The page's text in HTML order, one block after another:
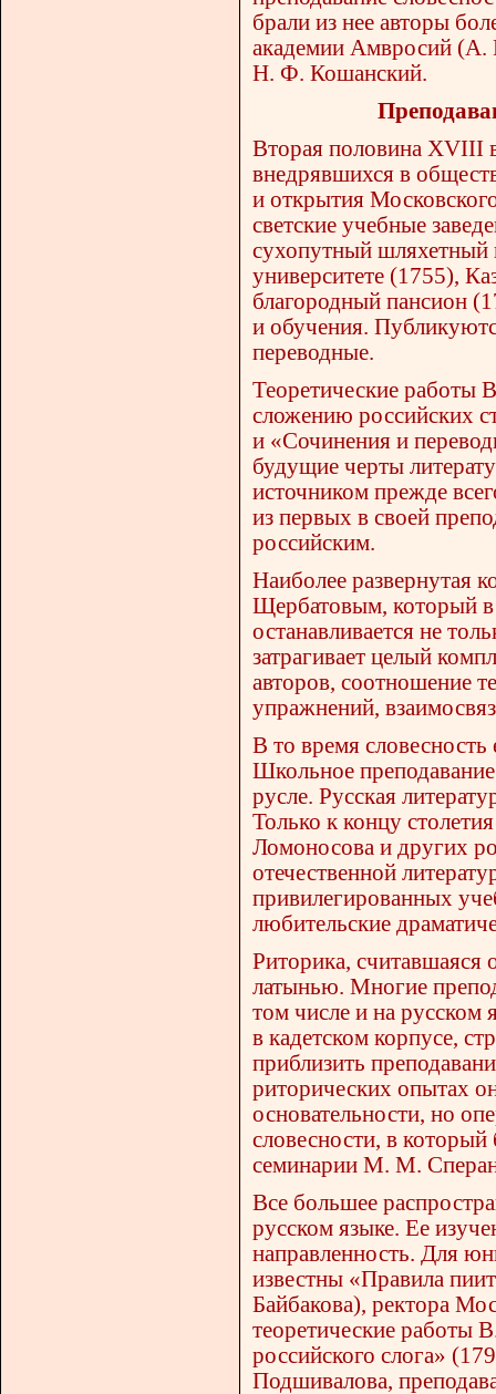
брали из нее авторы
академии Амвросий (А.
Н. Ф. Кошанский.
Вторая половина XVIII
внедрявшихся в
и открытия
светские учебные
сухопутный шляхетный
университете (1755),
благородный пансион
и обучения.
переводные.
Теоретические работы
сложению российских
и «Сочинения и
будущие черты
источником прежде
из первых в своей
российским.
Наиболее развернутая
Щербатовым, который в
останавливается не
затрагивает целый
авторов, соотношение
упражнений,
В то время
Школьное
русле. Русская
Только к концу
Ломоносова и других
отечественной
привилегированных
любительские
Риторика, считавшаяся
латынью. Многие
том числе и на
в кадетском корпусе,
приблизить
риторических опытах
основательности, но
словесности, в
семинарии М. М.
Все большее
русском языке. Ее
направленность. Для
известны «Правила
Байбакова), ректора
теоретические работы
российского слога»
Подшивалова,